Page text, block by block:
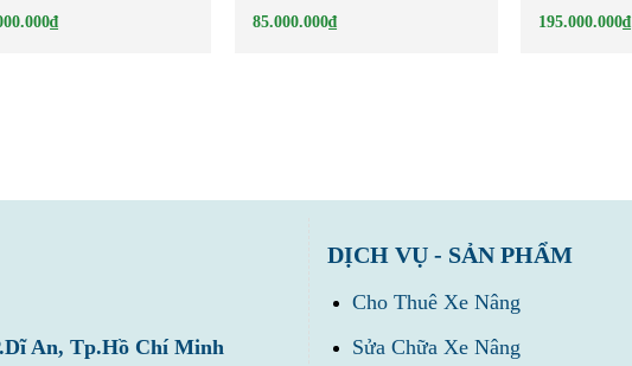
₫
85.000.000₫
195.000.000₫
An, Tp.Hồ Chí Minh
DỊCH VỤ - SẢN PHẨM
Cho Thuê Xe Nâng
Sửa Chữa Xe Nâng